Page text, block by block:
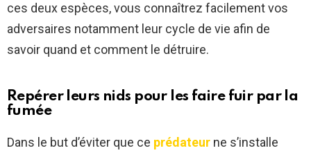
ces deux espèces, vous connaîtrez facilement vos
adversaires notamment leur cycle de vie afin de
savoir quand et comment le détruire.
Repérer leurs nids pour les faire fuir par la
fumée
Dans le but d’éviter que ce prédateur ne s’installe